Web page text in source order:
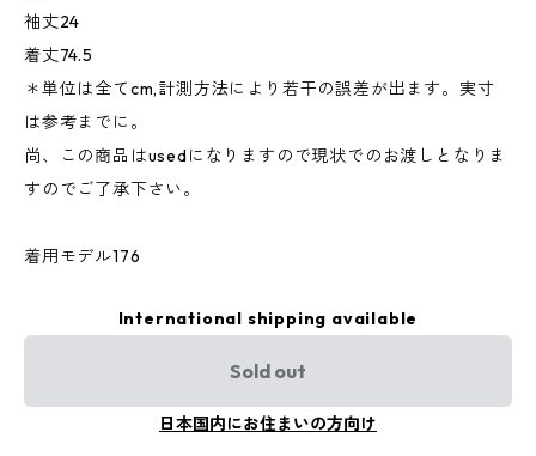
袖丈24
着丈74.5
＊単位は全てcm,計測方法により若干の誤差が出ます。実寸
は参考までに。
尚、この商品はusedになりますので現状でのお渡しとなりま
すのでご了承下さい。
着用モデル176
International shipping available
Sold out
日本国内にお住まいの方向け